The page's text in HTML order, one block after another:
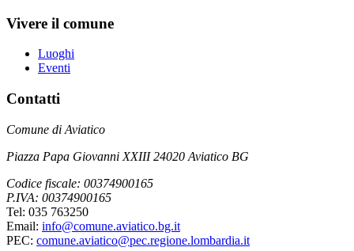
Vivere il comune
Luoghi
Eventi
Contatti
Comune di Aviatico
Piazza Papa Giovanni XXIII 24020 Aviatico BG
Codice fiscale: 00374900165
P.IVA: 00374900165
Tel: 035 763250
Email: info@comune.aviatico.bg.it
PEC: comune.aviatico@pec.regione.lombardia.it